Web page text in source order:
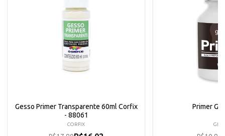
Gesso Primer Transparente 60ml Corfix
- 88061
CORFIX
Primer